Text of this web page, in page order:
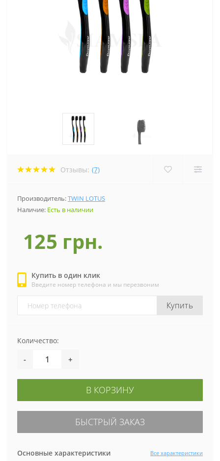
Отзывы: (7)
Производитель:TWIN LOTUS
Наличие: Есть в наличии
125 грн.
Купить в один клик
Введите номер телефона и мы перезвоним
Купить
Основные характеристики Все характеристики
Количество:
- +
В КОРЗИНУ
БЫСТРЫЙ ЗАКАЗ